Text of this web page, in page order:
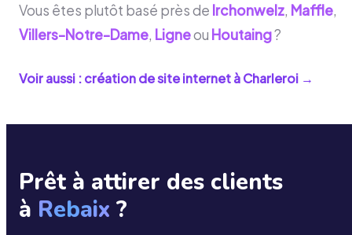
Vous êtes plutôt basé près de Irchonwelz, Maffle,
Villers-Notre-Dame, Ligneou Houtaing?
Voir aussi : création de site internet àCharleroi →
Prêt à attirer des clients
à Rebaix ?